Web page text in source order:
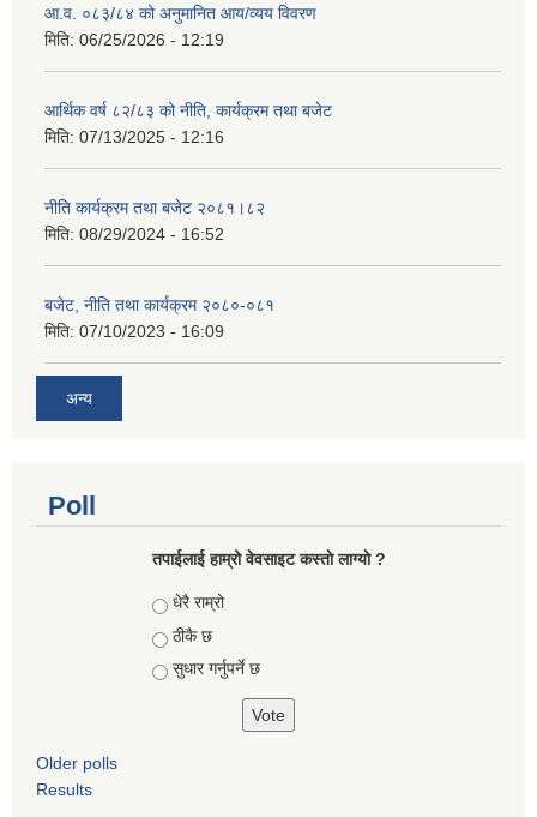
आ.व. ०८३/८४ को अनुमानित आय/व्यय विवरण
मिति: 06/25/2026 - 12:19
आर्थिक वर्ष ८२/८३ को नीति, कार्यक्रम तथा बजेट
मिति: 07/13/2025 - 12:16
नीति कार्यक्रम तथा बजेट २०८१।८२
मिति: 08/29/2024 - 16:52
बजेट, नीति तथा कार्यक्रम २०८०-०८१
मिति: 07/10/2023 - 16:09
अन्य
Poll
तपाईलाई हाम्रो वेवसाइट कस्ताे लाग्याे ?
Choices
धेरै राम्रो
ठीकै छ
सुधार गर्नुपर्ने छ
Older polls
Results